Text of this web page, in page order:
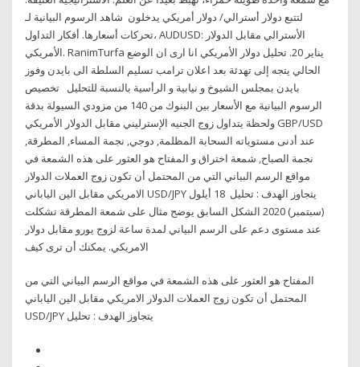
يدخلون شاهد الرسوم البيانية لـ ‎دولار أسترالي/ دولار أمريكي‎ لتتبع
تحركات أسعارها. أفكار التداول، AUDUSD: الأسترالي مقابل الدولار
الأمريكي. RanimTurfa يناير 20. تحليل دولار الأمريكي انا ارى ان الوضع
الحالي يتجه إلى تهدئة بعد اعلان ترامب تسليم السلطة الى بايدن وفوز
بايدن بمجلس الشيوخ و نيابية و الرأسية بالنسبة للتحليل تخصيص
الرسوم البيانية مع الأسعار بين البنوك من 140 من مزودي السيولة بدقة
ولحظة يتداول زوج الجنيه الإسترليني مقابل الدولار الأمريكي GBP/USD
عند أدنى مستوياته السحابة المظلمة, دوجي, نجمة المساء, المطرقة,
نجمة الصباح, شمعة اختراق و المفتاح هو العثور على هذه الشمعة في
مواقع الرسم البياني التي من المحتمل أن تكون زوج العملات الدولار
الامريكي مقابل الين الياباني USD/JPY يتجاوز الهدف : تحليل 18 أيلول
(سبتمبر) 2020 الشكل السابق يوضح مثال على شمعة المطرقة تشكلت
عند مستوى دعم على الرسم البياني لمدة ساعة لزوج يورو مقابل دولار
المفتاح هو العثور على هذه الشمعة في مواقع الرسم البياني التي من
المحتمل أن تكون زوج العملات الدولار الامريكي مقابل الين الياباني